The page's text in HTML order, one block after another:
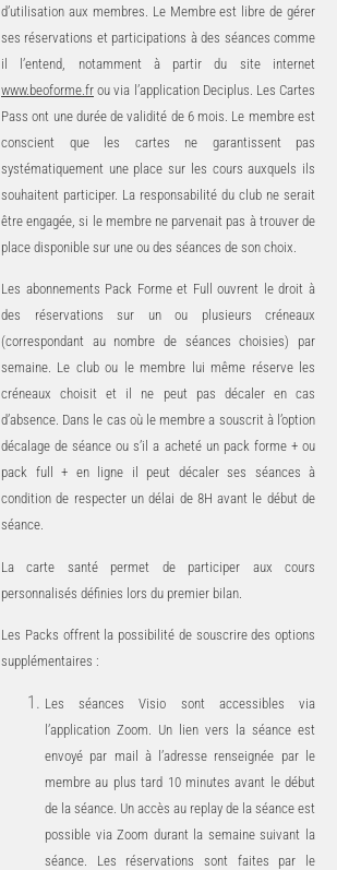
d’utilisation aux membres. Le Membre est libre de gérer
ses réservations et participations à des séances comme
il l’entend, notamment à partir du site internet
www.beoforme.fr ou via l’application Deciplus. Les Cartes
Pass ont une durée de validité de 6 mois. Le membre est
conscient que
les cartes ne garantissent pas
systématiquement une place sur les cours auxquels ils
souhaitent participer. La responsabilité du club ne serait
être engagée, si le membre ne parvenait pas à trouver de
place disponible sur une ou des séances de son choix.
Les abonnements Pack Forme et Full ouvrent le droit à
des réservations sur un ou plusieurs créneaux
(correspondant au nombre de séances choisies) par
semaine. Le club ou le membre lui même réserve les
créneaux choisit et il ne peut pas décaler en cas
d’absence. Dans le cas où le membre a souscrit à l’option
décalage de séance ou s’il a acheté un pack forme + ou
pack full + en ligne il peut décaler ses séances à
condition de respecter un délai de 8H avant le début de
séance.
La carte santé permet de participer aux cours
personnalisés définies lors du premier bilan.
Les Packs offrent la possibilité de souscrire des options
supplémentaires :
Les séances Visio sont accessibles via
l’application Zoom. Un lien vers la séance est
envoyé par mail à l’adresse renseignée par le
membre au plus tard 10 minutes avant le début
de la séance. Un accès au replay de la séance est
possible via Zoom durant la semaine suivant la
séance. Les réservations sont faites par le